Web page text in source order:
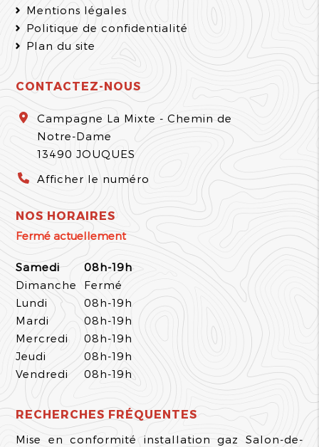
Mentions légales
Politique de confidentialité
Plan du site
CONTACTEZ-NOUS
Campagne La Mixte - Chemin de
Notre-Dame
13490 JOUQUES
Afficher le numéro
NOS HORAIRES
Fermé actuellement
Samedi
08h-19h
Dimanche
Fermé
Lundi
08h-19h
Mardi
08h-19h
Mercredi
08h-19h
Jeudi
08h-19h
Vendredi
08h-19h
RECHERCHES FRÉQUENTES
Mise en conformité installation gaz Salon-de-